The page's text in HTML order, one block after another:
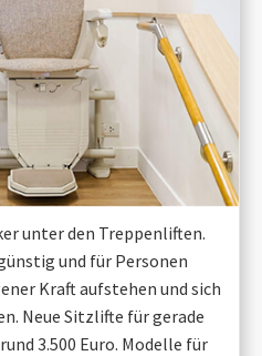
unter den Treppenliften.
und für Personen
Kraft aufstehen und sich
Neue Sitzlifte für gerade
3.500 Euro. Modelle für